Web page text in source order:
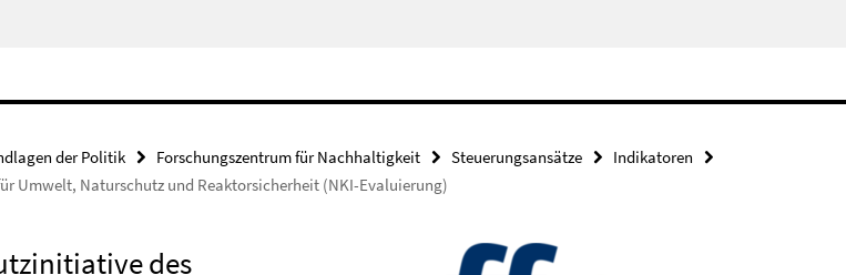
der Politik Forschungszentrum für Nachhaltigkeit Steuerungsansätze
Indikatoren
Umwelt, Naturschutz und Reaktorsicherheit (NKI-Evaluierung)
des